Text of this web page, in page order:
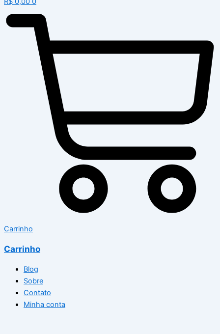
Carrinho
Carrinho
Blog
Sobre
Contato
Minha conta